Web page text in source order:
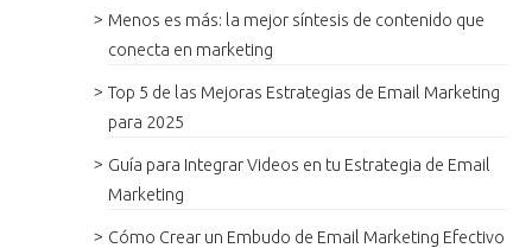
Menos es más: la mejor síntesis de contenido que
conecta en marketing
Top 5 de las Mejoras Estrategias de Email Marketing
para 2025
Guía para Integrar Videos en tu Estrategia de Email
Marketing
Cómo Crear un Embudo de Email Marketing Efectivo